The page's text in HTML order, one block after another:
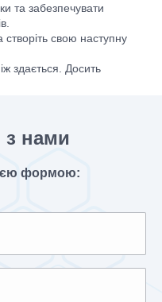
та забезпечувати
свою наступну
здається. Досить
з нами
формою: